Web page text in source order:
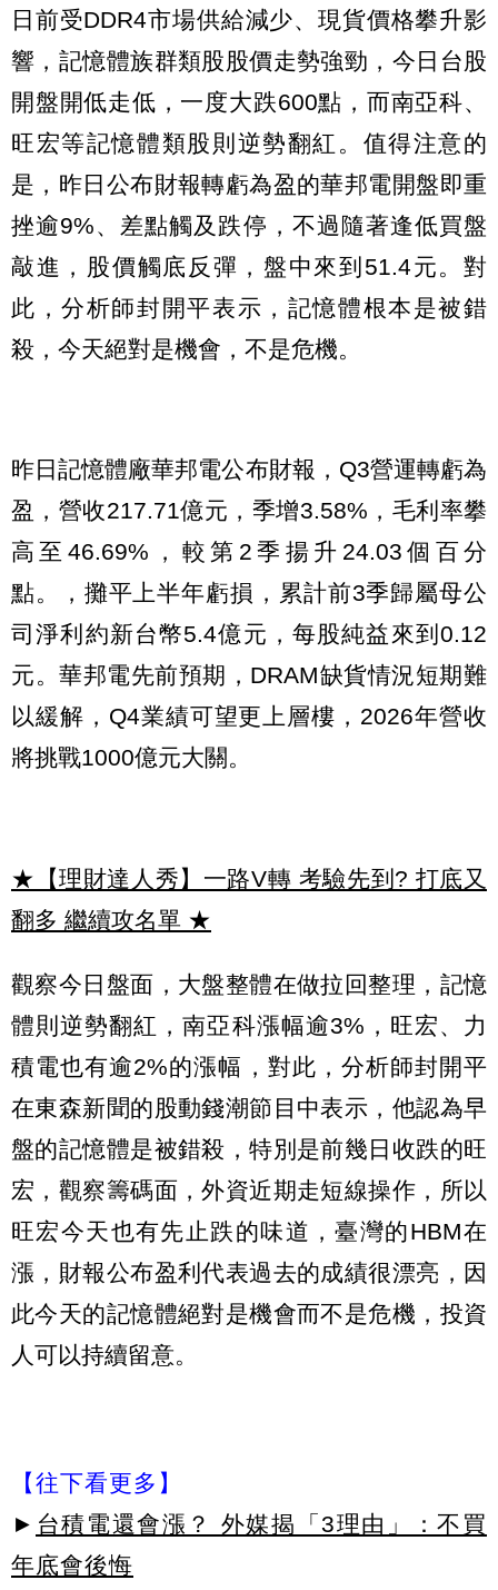
日前受DDR4市場供給減少、現貨價格攀升影
響，記憶體族群類股股價走勢強勁，今日台股
開盤開低走低，一度大跌600點，而南亞科、
旺宏等記憶體類股則逆勢翻紅。值得注意的
是，昨日公布財報轉虧為盈的華邦電開盤即重
挫逾9%、差點觸及跌停，不過隨著逢低買盤
敲進，股價觸底反彈，盤中來到51.4元。對
此，分析師封開平表示，記憶體根本是被錯
殺，今天絕對是機會，不是危機。
昨日記憶體廠華邦電公布財報，Q3營運轉虧為
盈，營收217.71億元，季增3.58%，毛利率攀
高至46.69%，較第2季揚升24.03個百分
點。，攤平上半年虧損，累計前3季歸屬母公
司淨利約新台幣5.4億元，每股純益來到0.12
元。華邦電先前預期，DRAM缺貨情況短期難
以緩解，Q4業績可望更上層樓，2026年營收
將挑戰1000億元大關。
★【理財達人秀】一路V轉 考驗先到? 打底又
翻多 繼續攻名單 ★
觀察今日盤面，大盤整體在做拉回整理，記憶
體則逆勢翻紅，南亞科漲幅逾3%，旺宏、力
積電也有逾2%的漲幅，對此，分析師封開平
在東森新聞的股動錢潮節目中表示，他認為早
盤的記憶體是被錯殺，特別是前幾日收跌的旺
宏，觀察籌碼面，外資近期走短線操作，所以
旺宏今天也有先止跌的味道，臺灣的HBM在
漲，財報公布盈利代表過去的成績很漂亮，因
此今天的記憶體絕對是機會而不是危機，投資
人可以持續留意。
【往下看更多】
► 台積電還會漲？ 外媒揭「3理由」：不買
年底會後悔